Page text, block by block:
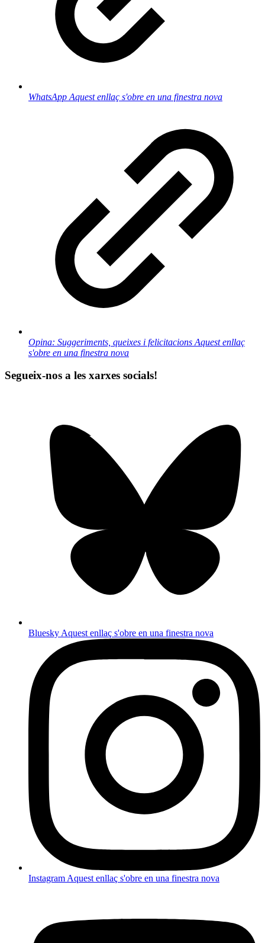
WhatsApp Aquest enllaç s'obre en una finestra nova
Opina: Suggeriments, queixes i felicitacions Aquest enllaç
s'obre en una finestra nova
Segueix-nos a les xarxes socials!
Bluesky Aquest enllaç s'obre en una finestra nova
Instagram Aquest enllaç s'obre en una finestra nova